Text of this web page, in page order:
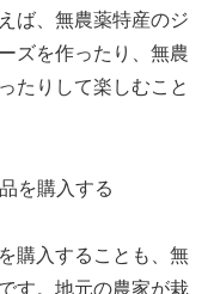
ば、無農薬特産のジ
ズを作ったり、無農
たりして楽しむこと
を購入する
購入することも、無
す。地元の農家が栽